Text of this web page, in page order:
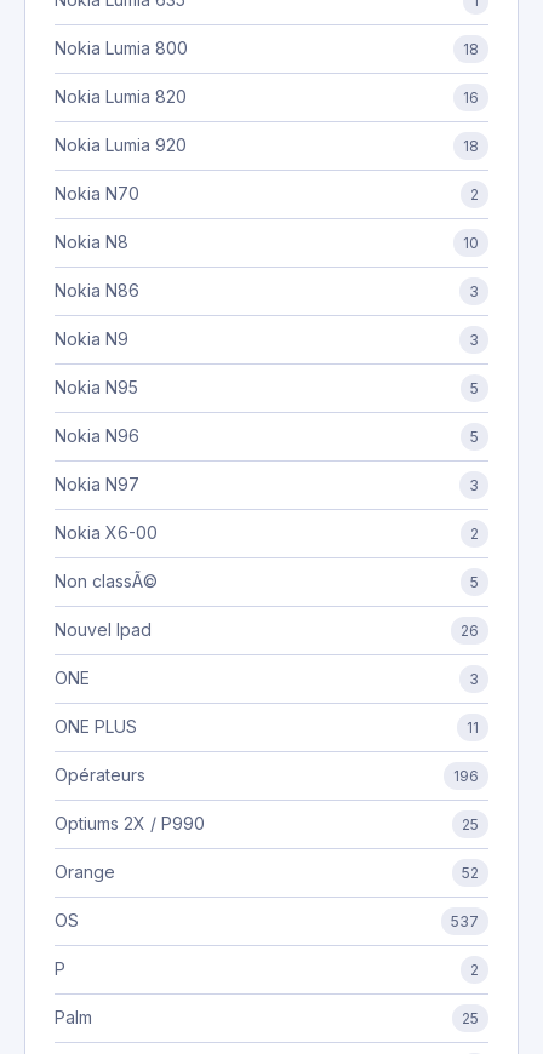
Nokia Lumia 800 18
Nokia Lumia 820 16
Nokia Lumia 920 18
Nokia N70 2
Nokia N8 10
Nokia N86 3
Nokia N9 3
Nokia N95 5
Nokia N96 5
Nokia N97 3
Nokia X6-00 2
Non classÃ© 5
Nouvel Ipad 26
ONE 3
ONE PLUS 11
Opérateurs 196
Optiums 2X / P990 25
Orange 52
OS 537
P 2
Palm 25